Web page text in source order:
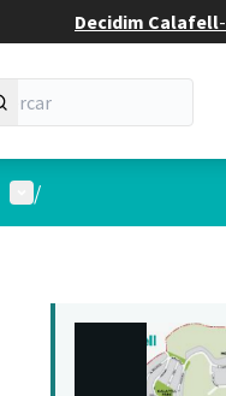
Decidim Calafell-
Menú d'usuari
/